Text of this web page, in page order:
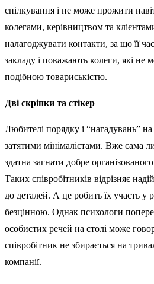
спілкування і не може прожити
колегами, керівництвом та
налагоджувати контакти, за що її
закладу і поважають колеги, які не
подібною товариськістю.
Дві скріпки та стікер
Любителі порядку і “нагадувань” на
затятими мінімалістами. Вже сама
здатна загнати добре організованого
Таких співробітників відрізняє
до деталей. А це робить їх участь у
безцінною. Однак психологи
особистих речей на столі може
співробітник не збирається на
компанії.